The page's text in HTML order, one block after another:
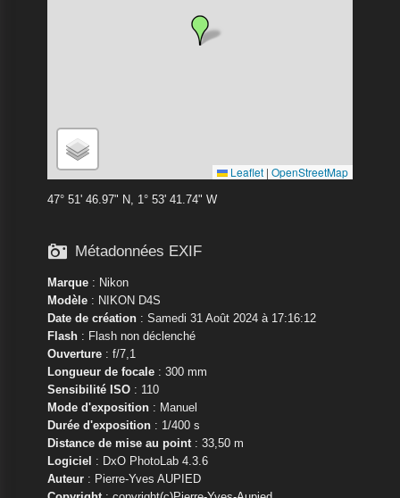
Leaflet | OpenStreetMap
47° 51' 46.97" N, 1° 53' 41.74" W
 Métadonnées EXIF
Marque: Nikon
Modèle: NIKON D4S
Date de création: Samedi 31 Août 2024 à 17:16:12
Flash: Flash non déclenché
Ouverture: f/7,1
Longueur de focale: 300 mm
Sensibilité ISO: 110
Mode d'exposition: Manuel
Durée d'exposition: 1/400 s
Distance de mise au point: 33,50 m
Logiciel : DxO PhotoLab 4.3.6
Auteur: Pierre-Yves AUPIED